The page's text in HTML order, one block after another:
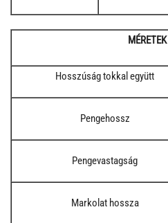
MÉRETEK
Hosszúság tokkal együtt
Pengehossz
Pengevastagság
Markolat hossza